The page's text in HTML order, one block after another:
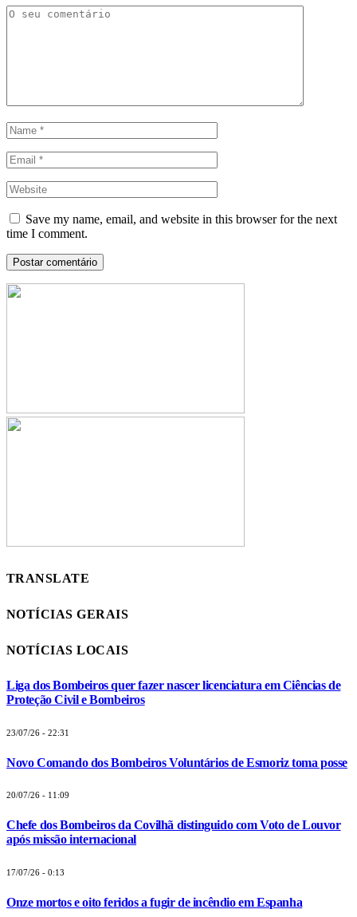
Save my name, email, and website in this browser for the next
time I comment.
TRANSLATE
NOTÍCIAS GERAIS
NOTÍCIAS LOCAIS
Liga dos Bombeiros quer fazer nascer licenciatura em Ciências de
Proteção Civil e Bombeiros
23/07/26 - 22:31
Novo Comando dos Bombeiros Voluntários de Esmoriz toma posse
20/07/26 - 11:09
Chefe dos Bombeiros da Covilhã distinguido com Voto de Louvor
após missão internacional
17/07/26 - 0:13
Onze mortos e oito feridos a fugir de incêndio em Espanha